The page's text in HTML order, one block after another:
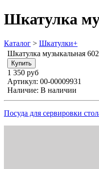
Шкатулка
Каталог > Шкатулки+
Шкатулка музыкальная
1 350 руб
Артикул: 00-00009931
Наличие: В наличии
Посуда для сервировки